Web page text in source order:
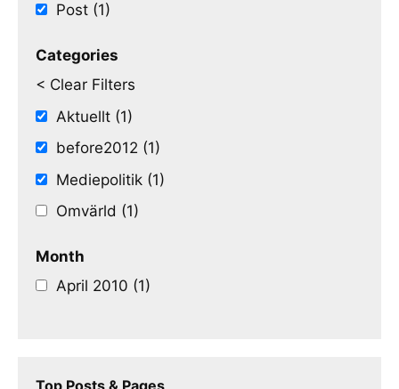
Post (1)
Categories
< Clear Filters
Aktuellt (1)
before2012 (1)
Mediepolitik (1)
Omvärld (1)
Month
April 2010 (1)
Top Posts & Pages